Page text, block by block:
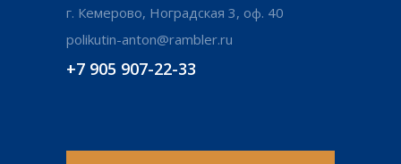
+7 905 907-22-33
polikutin-anton@rambler.ru
г. Кемерово, Ноградская 3, оф. 40